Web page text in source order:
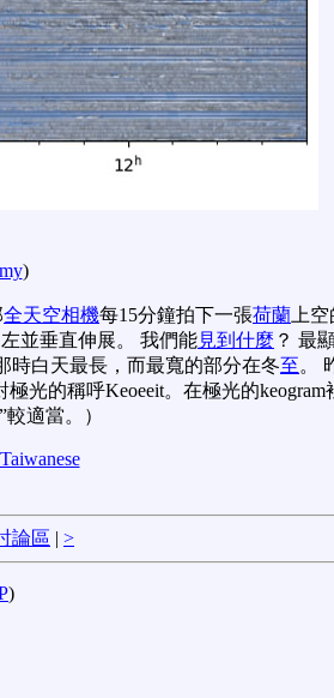
)
全天空相機每15分鐘拍下一張荷蘭 上
並垂直伸展。 我們能見到什麼 ？ 最
時白天最長，而最寬的部分在冬至。
光的稱呼Keoeeit。在極光的
適當。）
Taiwanese
論區 | >
)